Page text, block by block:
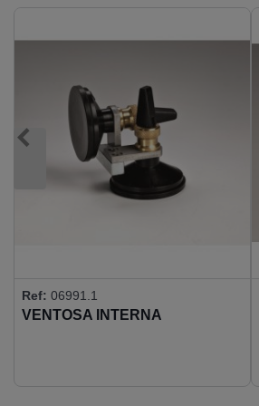
VENTOSA INTERNA
Ref: 06991.1